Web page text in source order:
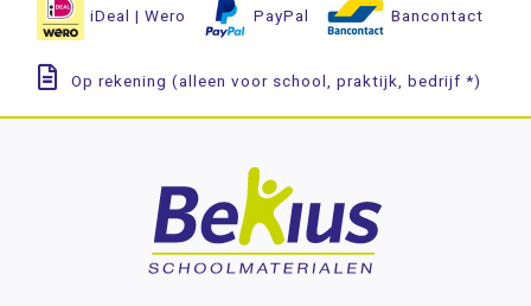
iDeal | Wero PayPal Bancontact
Op rekening (alleen voor school, praktijk, bedrijf *)